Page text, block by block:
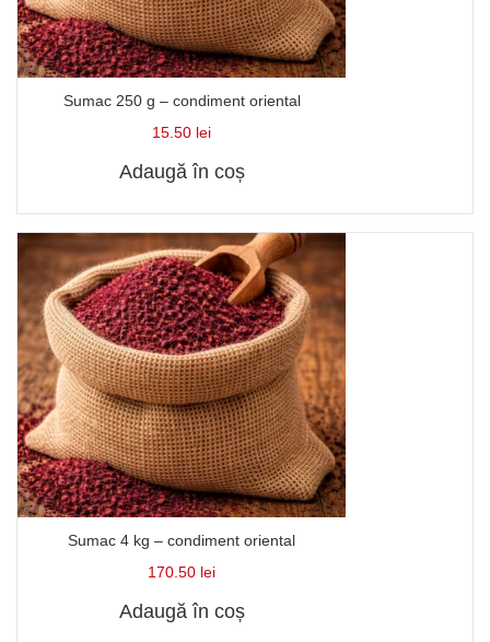
Sumac 250 g – condiment oriental
15.50 lei
Adaugă în coș
Sumac 4 kg – condiment oriental
170.50 lei
Adaugă în coș